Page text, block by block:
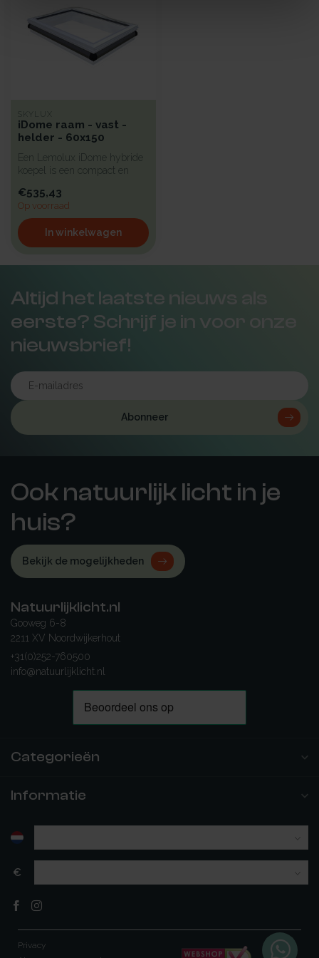
SKYLUX
iDome raam - vast -
helder - 60x150
Een Lemolux iDome hybride
koepel is een compact en
v...
€535,43
Op voorraad
In winkelwagen
Altijd het laatste nieuws als
eerste? Schrijf je in voor onze
nieuwsbrief!
Abonneer
Ook natuurlijk licht in je
huis?
Bekijk de mogelijkheden
Natuurlijklicht.nl
Gooweg 6-8
2211 XV Noordwijkerhout
+31(0)252-760500
info@natuurlijklicht.nl
Categorieën
Informatie
€
Privacy